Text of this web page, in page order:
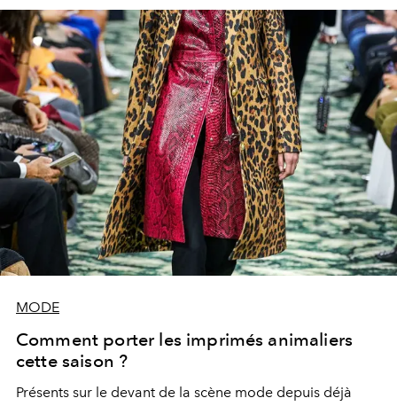
féline habille les collections de la maison. Retour sur ce
lien indéfectible en images.
MODE
Comment porter les imprimés animaliers
cette saison ?
Présents sur le devant de la scène mode depuis déjà